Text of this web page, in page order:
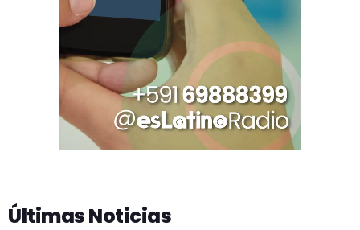
Últimas Noticias